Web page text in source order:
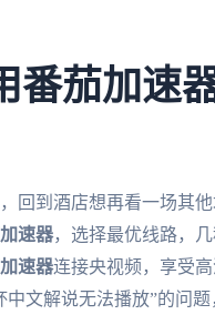
番茄加速
回到酒店想再看一场其
速器，选择最优线路，
速器连接央视频，享受
文解说无法播放”的问题